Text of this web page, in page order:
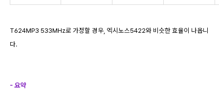
T624MP3 533MHz로 가정할 경우, 엑시노스5422와 비슷한 효율이 나옵니
다.
- 요약